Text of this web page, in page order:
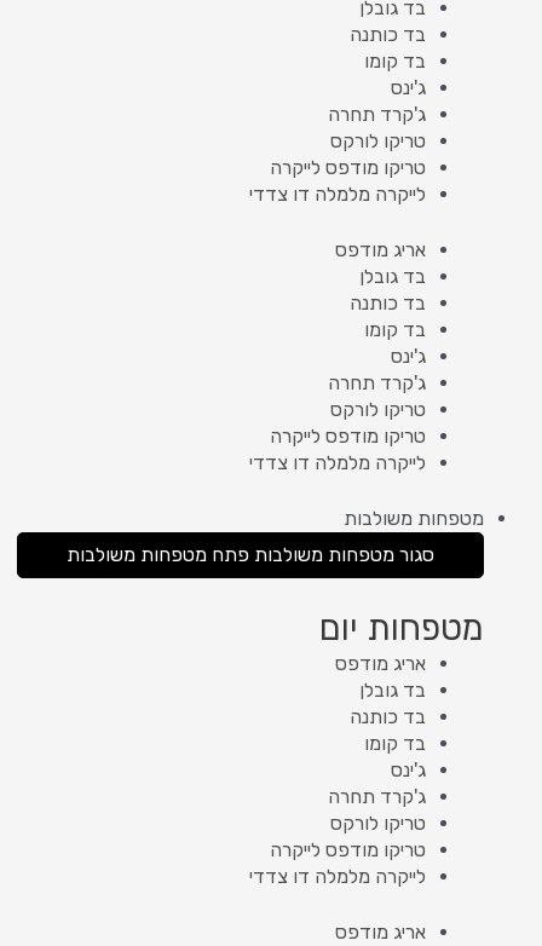
בד גובלן
בד כותנה
בד קומו
ג'ינס
ג'קרד תחרה
טריקו לורקס
טריקו מודפס לייקרה
לייקרה מלמלה דו צדדי
אריג מודפס
בד גובלן
בד כותנה
בד קומו
ג'ינס
ג'קרד תחרה
טריקו לורקס
טריקו מודפס לייקרה
לייקרה מלמלה דו צדדי
מטפחות משולבות
סגור מטפחות משולבות פתח מטפחות משולבות
מטפחות יום
אריג מודפס
בד גובלן
בד כותנה
בד קומו
ג'ינס
ג'קרד תחרה
טריקו לורקס
טריקו מודפס לייקרה
לייקרה מלמלה דו צדדי
אריג מודפס